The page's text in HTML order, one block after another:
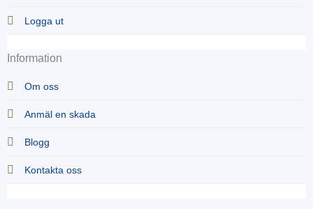
Logga ut
Information
Om oss
Anmäl en skada
Blogg
Kontakta oss